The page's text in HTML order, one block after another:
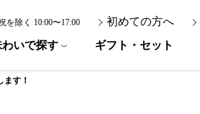
を除く 10:00〜17:00 初めての方へ
わいで探す ギフト・セット
す！